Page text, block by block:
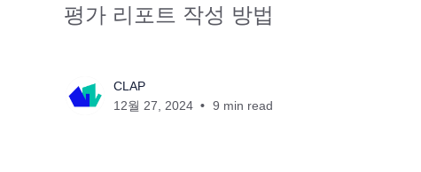
평가 리포트 작성 방법
CLAP
12월 27, 2024
9 min read